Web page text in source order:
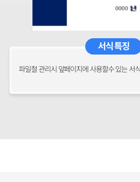
서식 특징
파일철 관리시 앞페이지에 사용할수 있는 서